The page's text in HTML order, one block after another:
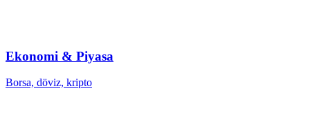
Ekonomi & Piyasa
Borsa, döviz, kripto